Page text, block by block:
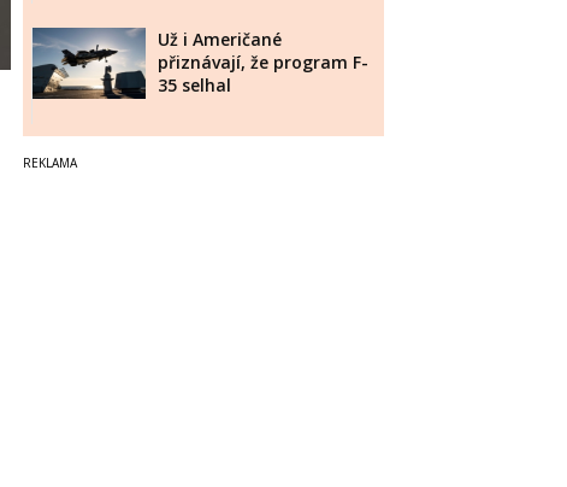
Už i Američané
přiznávají, že program F-
35 selhal